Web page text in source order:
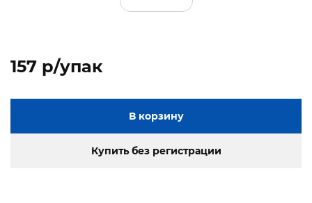
157 p/упак
В корзину
Купить без регистрации